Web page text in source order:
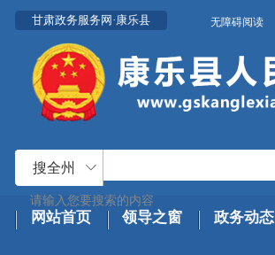
甘肃政务服务网·康乐县 无障碍阅读
搜全州
网站首页 领导之窗 政务动态